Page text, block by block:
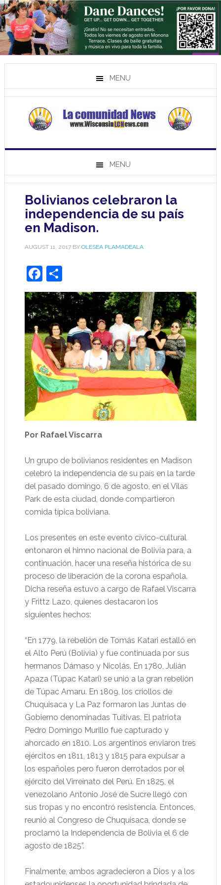
MENU
MENU
Bolivianos celebraron la
independencia de su país
en Madison.
AUGUST 11, 2017BY OLESEA PLAMADEALA
Facebook
Share
Por Rafael Viscarra
Un grupo de bolivianos residentes en Madison
celebró la independencia de su país en la tarde
del pasado domingo, 6 de agosto, en el Vilas
Park de esta ciudad, donde compartieron
comida típica boliviana.
Los presentes en este evento cívico-cultural
entonaron el himno nacional de Bolivia para, a
continuación, hacer una reseña histórica de su
proceso de liberación de la corona española.
Dicha reseña estuvo a cargo de Rafael Viscarra
y Frittz Lazo, quienes destacaron los
siguientes hechos:
“En 1779, la rebelión de Tomás Katari estalló en
el Alto Perú (Bolivia) y fue continuada por sus
hermanos Dámaso y Nicolás. En 1780, Julián
Apaza (Túpac Katari) se unió a la gran rebelión
de Túpac Amaru. En 1809, los criollos de
Chuquisaca y La Paz formaron las Juntas de
Gobierno denominadas Tuitivas. El patriota
Pedro Domingo Murillo fue capturado y
ahorcado en 1810. Los argentinos enviaron tres
ejércitos en 1811, 1813 y 1815 para expulsar a
los españoles pero fueron derrotados por el
ejército del Virreinato del Perú. En 1825, el
venezolano Antonio José de Sucre llegó con
sus tropas y no encontró resistencia. Entonces,
reunió al Congreso de Chuquisaca, donde se
proclamó la Independencia de Bolivia el 6 de
agosto de 1825”.
Finalmente, ambos agradecieron a Dios y a los